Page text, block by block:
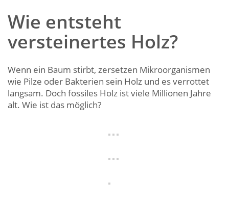
Wie entsteht
versteinertes Holz?
Wenn ein Baum stirbt, zersetzen Mikroorganismen
wie Pilze oder Bakterien sein Holz und es verrottet
langsam. Doch fossiles Holz ist viele Millionen Jahre
alt. Wie ist das möglich?